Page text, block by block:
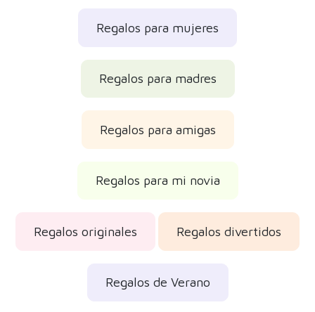
Regalos para mujeres
Regalos para madres
Regalos para amigas
Regalos para mi novia
Regalos originales Regalos divertidos
Regalos de Verano